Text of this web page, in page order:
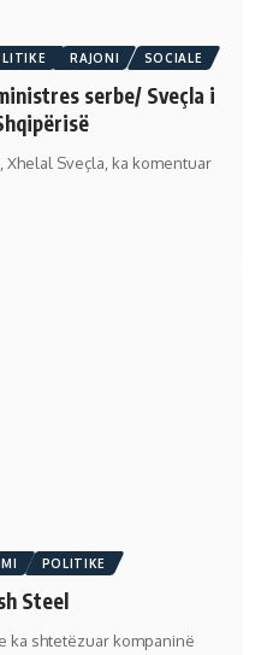
RAJONI SOCIALE
serbe/ Sveçla i
Xhelal Sveçla, ka komentuar
POLITIKE
Steel
ka shtetëzuar kompaninë